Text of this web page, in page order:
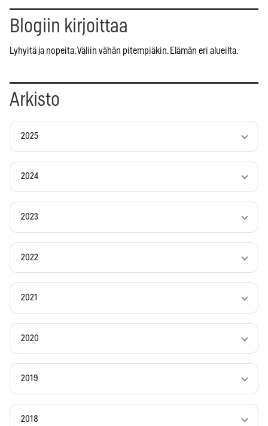
Blogiin kirjoittaa
Lyhyitä ja nopeita. Väliin vähän pitempiäkin. Elämän eri alueilta.
Arkisto
2025
2024
2023
2022
2021
2020
2019
2018